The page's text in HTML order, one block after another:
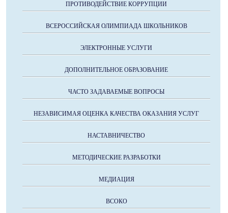
ПРОТИВОДЕЙСТВИЕ КОРРУПЦИИ
ВСЕРОССИЙСКАЯ ОЛИМПИАДА ШКОЛЬНИКОВ
ЭЛЕКТРОННЫЕ УСЛУГИ
ДОПОЛНИТЕЛЬНОЕ ОБРАЗОВАНИЕ
ЧАСТО ЗАДАВАЕМЫЕ ВОПРОСЫ
НЕЗАВИСИМАЯ ОЦЕНКА КАЧЕСТВА ОКАЗАНИЯ УСЛУГ
НАСТАВНИЧЕСТВО
МЕТОДИЧЕСКИЕ РАЗРАБОТКИ
МЕДИАЦИЯ
ВСОКО